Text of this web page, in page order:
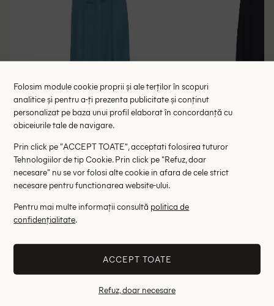
134.00 lei 275.00 lei
RRP: 475.00 lei
Folosim module cookie proprii și ale terților în scopuri
analitice și pentru a-ți prezenta publicitate și conținut
personalizat pe baza unui profil elaborat în concordanță cu
obiceiurile tale de navigare.
Prin click pe "ACCEPT TOATE", acceptati folosirea tuturor
Tehnologiilor de tip Cookie. Prin click pe "Refuz, doar
necesare" nu se vor folosi alte cookie in afara de cele strict
necesare pentru functionarea website-ului.
Pentru mai multe informații consultă politica de
confidențialitate.
ACCEPT TOATE
Refuz, doar necesare